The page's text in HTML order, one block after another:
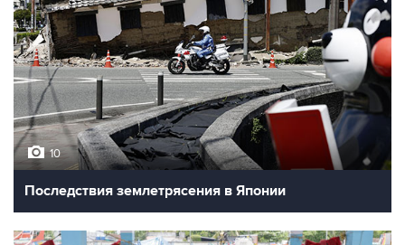
10
Последствия землетрясения в Японии